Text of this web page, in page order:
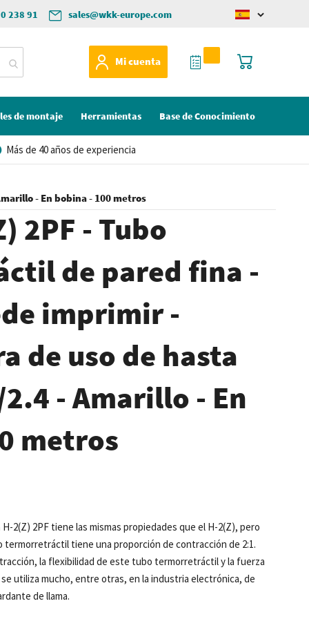
sales@wkk-europe.com
238 91
Change
Mi cuenta
Mi cesta
Mi Cotización
de montaje Herramientas Base de Conocimiento
Más de 40 años de experiencia
- En bobina - 100 metros
2PF - Tubo
de pared fina -
imprimir -
de uso de hasta
2.4 - Amarillo - En
metros
2(Z) 2PF tiene las mismas propiedades que el H-2(Z), pero
termorretráctil tiene una proporción de contracción de 2:1.
la flexibilidad de este tubo termorretráctil y la fuerza
utiliza mucho, entre otras, en la industria electrónica, de
de llama.